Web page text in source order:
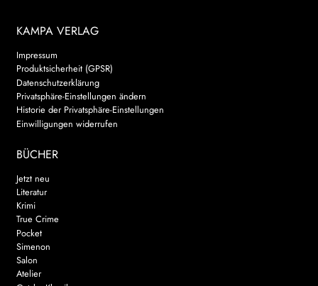
KAMPA VERLAG
Impressum
Produktsicherheit (GPSR)
Datenschutzerklärung
Privatsphäre-Einstellungen ändern
Historie der Privatsphäre-Einstellungen
Einwilligungen widerrufen
BÜCHER
Jetzt neu
Literatur
Krimi
True Crime
Pocket
Simenon
Salon
Atelier